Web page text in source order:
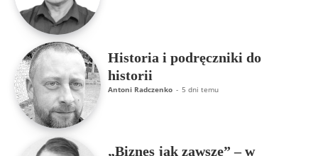
Historia i podręczniki do
historii
Antoni Radczenko - 5 dni temu
„Biznes jak zawsze” – w